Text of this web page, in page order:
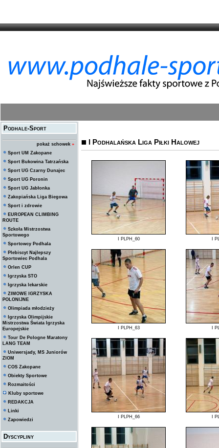
Podhale-Sport
pokaż schowek »
Sport UM Zakopane
Sport Bukowina Tatrzańska
Sport UG Czarny Dunajec
Sport UG Poronin
Sport UG Jabłonka
Zakopiańska Liga Biegowa
Sport i zdrowie
EUROPEAN CLIMBING
ROUTE
Szkoła Mistrzostwa
Sportowego
Sportowcy Podhala
Plebiscyt Najlepszy
Sportowiec Podhala
Orlen CUP
Igrzyska STO
Igrzyska lekarskie
ZIMOWE IGRZYSKA
POLONIJNE
Olimpiada młodzieży
Igrzyska Olimpijskie
Mistrzostwa Świata Igrzyska
Europejskie
Tour De Pologne Maratony
LANG TEAM
Uniwersjady, MS Juniorów
ZIOM
COS Zakopane
Obiekty Sportowe
Rozmaitości
Kluby sportowe
REDAKCJA
Linki
Zapowiedzi
Dyscypliny
I Podhalańska Liga Piłki Halowej
I PLPH_60 I
I PLPH_63 I
I PLPH_66 I